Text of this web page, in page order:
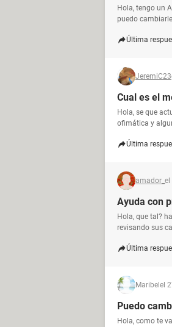
Hola, tengo un
puedo
Última
JeremiC23
Cual es el
Hola, se que
ofimática y
Última
amador_ el
Ayuda con
Hola, que tal?
revisando sus
Última
Maribel el
Puedo
Hola, como te